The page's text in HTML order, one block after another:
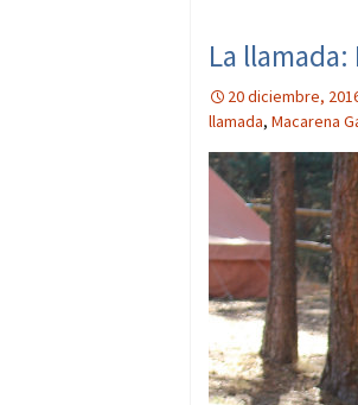
La
20 diciembre,
llamada, Macarena